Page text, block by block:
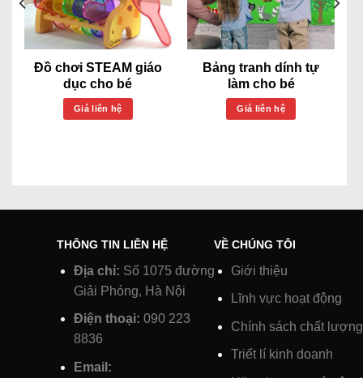
Đồ chơi STEAM giáo
dục cho bé
Giá liên hệ
Bảng tranh dính tự
làm cho bé
Giá liên hệ
THÔNG TIN LIÊN HỆ
Địa chỉ: Số 1075 đường
Giải Phóng, Hà Nội
Điện thoại: 090 223
8836
Email:
VỀ CHÚNG TÔI
Giới thiệu
Lĩnh vực hoạt động
Chính sách chất lượng
Triết lí kinh doanh